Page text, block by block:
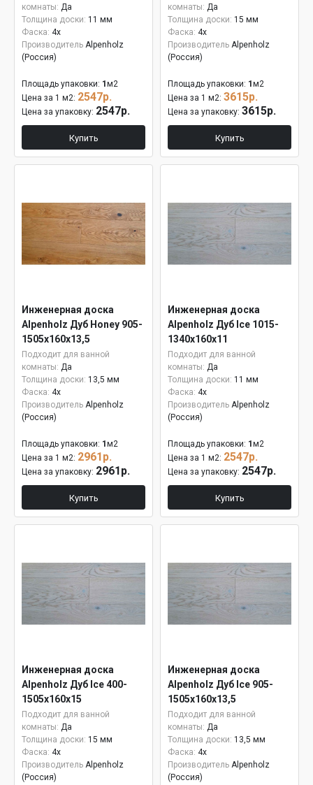
комнаты: Да
Толщина доски: 11 мм
Фаска: 4x
Производитель Alpenholz
(Россия)
Площадь упаковки: 1 м2
Цена за 1 м2: 2547р.
Цена за упаковку: 2547р.
Купить
комнаты: Да
Толщина доски: 15 мм
Фаска: 4x
Производитель Alpenholz
(Россия)
Площадь упаковки: 1 м2
Цена за 1 м2: 3615р.
Цена за упаковку: 3615р.
Купить
Инженерная доска
Alpenholz Дуб Honey 905-
1505х160х13,5
Подходит для ванной
комнаты: Да
Толщина доски: 13,5 мм
Фаска: 4x
Производитель Alpenholz
(Россия)
Площадь упаковки: 1 м2
Цена за 1 м2: 2961р.
Цена за упаковку: 2961р.
Купить
Инженерная доска
Alpenholz Дуб Ice 1015-
1340х160х11
Подходит для ванной
комнаты: Да
Толщина доски: 11 мм
Фаска: 4x
Производитель Alpenholz
(Россия)
Площадь упаковки: 1 м2
Цена за 1 м2: 2547р.
Цена за упаковку: 2547р.
Купить
Инженерная доска
Alpenholz Дуб Ice 400-
1505х160х15
Подходит для ванной
комнаты: Да
Толщина доски: 15 мм
Фаска: 4x
Производитель Alpenholz
(Россия)
Инженерная доска
Alpenholz Дуб Ice 905-
1505х160х13,5
Подходит для ванной
комнаты: Да
Толщина доски: 13,5 мм
Фаска: 4x
Производитель Alpenholz
(Россия)